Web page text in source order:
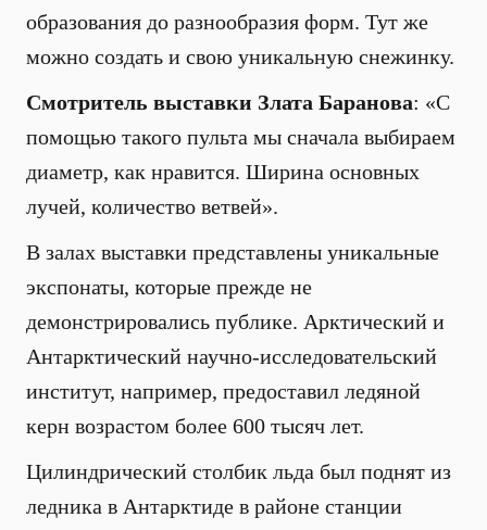
образования до разнообразия форм. Тут же
можно создать и свою уникальную снежинку.
Смотритель выставки Злата Баранова: «С
помощью такого пульта мы сначала выбираем
диаметр, как нравится. Ширина основных
лучей, количество ветвей».
В залах выставки представлены уникальные
экспонаты, которые прежде не
демонстрировались публике. Арктический и
Антарктический научно-исследовательский
институт, например, предоставил ледяной
керн возрастом более 600 тысяч лет.
Цилиндрический столбик льда был поднят из
ледника в Антарктиде в районе станции